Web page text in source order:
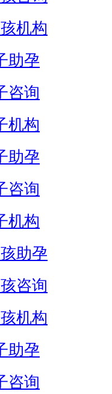
机构
助孕
咨询
机构
助孕
咨询
机构
助孕
咨询
机构
助孕
咨询